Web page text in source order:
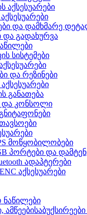
აქსესუარები
აქსესუარები
და დამხმარე
და გადახურვა
სისტემები
და რეზინები
განათება
და კონსოლი
მოწყობილობები
პორტები და
ადაპტერები
აქსესუარები